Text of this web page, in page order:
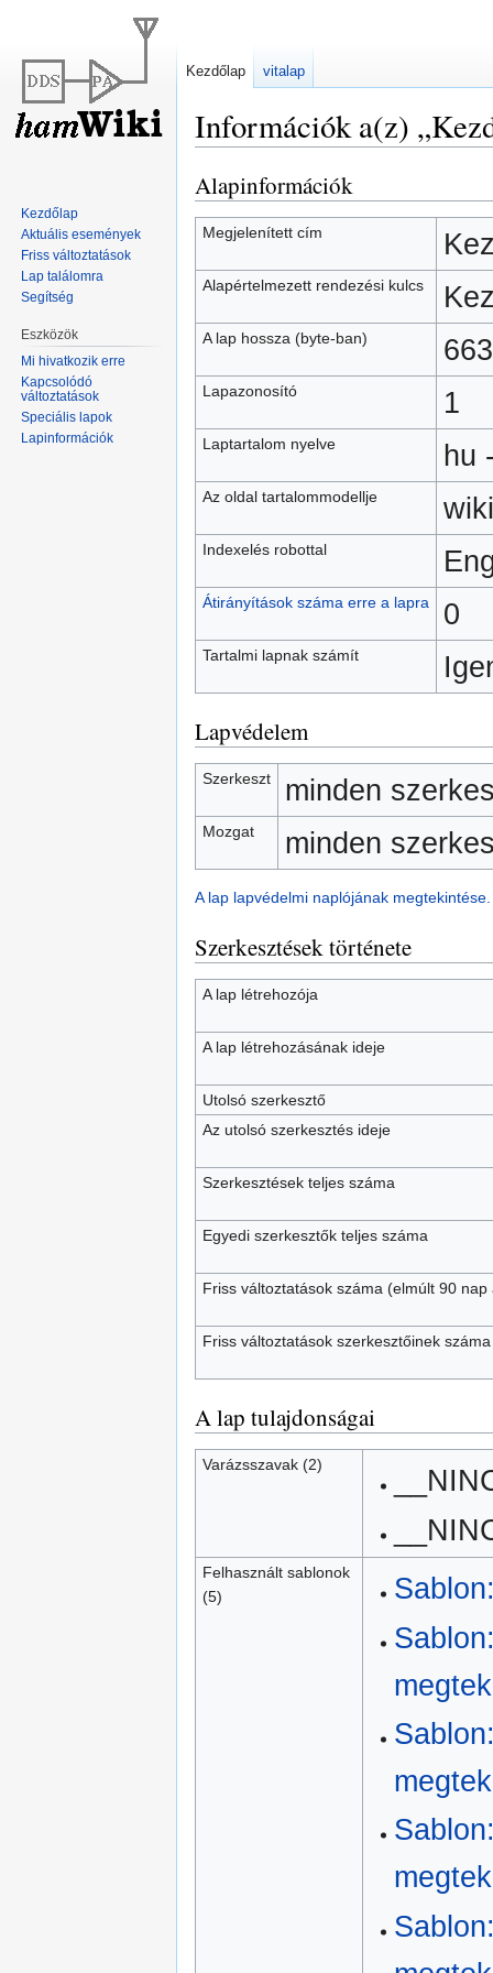
Információk a(z)
Ugrás
a
navigációhoz
Ugrás
a
kereséshez
Alapinformációk
Megjelenített cím
Alapértelmezett rendezési kulcs
A lap hossza (byte-ban) 663
Lapazonosító 1
Laptartalom nyelve hu
Az oldal tartalommodellje
Indexelés robottal
Átirányítások száma erre a lapra 0
Tartalmi lapnak számít
Lapvédelem
Szerkeszt minden
Mozgat minden
A lap lapvédelmi naplójának megtekintése.
Szerkesztések története
A lap létrehozója
A lap létrehozásának ideje
Utolsó szerkesztő
Az utolsó szerkesztés ideje
Szerkesztések teljes száma
Egyedi szerkesztők teljes száma
Friss változtatások száma (elmúlt 90 nap
Friss változtatások szerkesztőinek száma
A lap tulajdonságai
Varázsszavak (2)
Felhasznált sablonok
(5)
Kezdőlap vitalap
Kezdőlap
Aktuális események
Friss változtatások
Lap találomra
Segítség
Eszközök
Mi hivatkozik erre
Kapcsolódó
változtatások
Speciális lapok
Lapinformációk